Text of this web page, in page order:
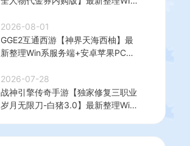
+热更修改工具+安卓+详细搭建教程
2026-08-01
GGE2互通西游【神界天海西柚】最
新整理Win系服务端+安卓苹果PC三
建教程
2026-07-28
战神引擎传奇手游【独家修复三职业
岁月无限刀-白猪3.0】最新整理Win